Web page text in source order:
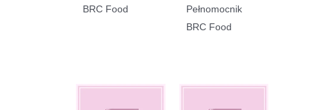
BRC Food
Pełnomocnik
BRC Food